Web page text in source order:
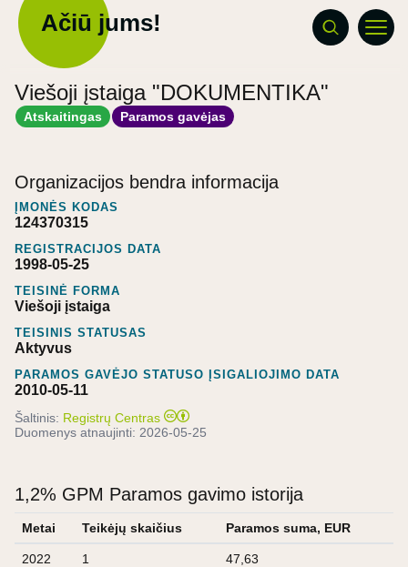
Ačiū jums!
Viešoji įstaiga "DOKUMENTIKA"
Atskaitingas Paramos gavėjas
Organizacijos bendra informacija
ĮMONĖS KODAS
124370315
REGISTRACIJOS DATA
1998-05-25
TEISINĖ FORMA
Viešoji įstaiga
TEISINIS STATUSAS
Aktyvus
PARAMOS GAVĖJO STATUSO ĮSIGALIOJIMO DATA
2010-05-11
Šaltinis: Registrų Centras
Duomenys atnaujinti: 2026-05-25
1,2% GPM Paramos gavimo istorija
Metai Teikėjų skaičius Paramos suma, EUR
2022 1 47,63